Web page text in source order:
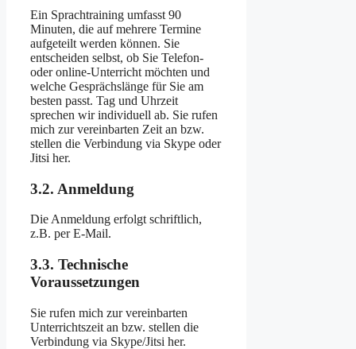
Ein Sprachtraining umfasst 90
Minuten, die auf mehrere Termine
aufgeteilt werden können. Sie
entscheiden selbst, ob Sie Telefon-
oder online-Unterricht möchten und
welche Gesprächslänge für Sie am
besten passt. Tag und Uhrzeit
sprechen wir individuell ab. Sie rufen
mich zur vereinbarten Zeit an bzw.
stellen die Verbindung via Skype oder
Jitsi her.
3.2. Anmeldung
Die Anmeldung erfolgt schriftlich,
z.B. per E-Mail.
3.3. Technische
Voraussetzungen
Sie rufen mich zur vereinbarten
Unterrichtszeit an bzw. stellen die
Verbindung via Skype/Jitsi her.